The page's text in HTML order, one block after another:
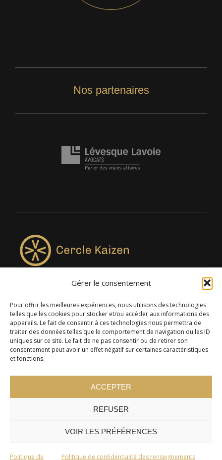
Gérer le consentement
Pour offrir les meilleures expériences, nous utilisons des technologies
telles que les cookies pour stocker et/ou accéder aux informations des
appareils. Le fait de consentir à ces technologies nous permettra de
traiter des données telles que le comportement de navigation ou les ID
uniques sur ce site. Le fait de ne pas consentir ou de retirer son
consentement peut avoir un effet négatif sur certaines caractéristiques
et fonctions.
ACCEPTER
REFUSER
VOIR LES PRÉFÉRENCES
Politique de Politique de confidentialité des renseignements
Nos partenaires
4957, rue Lionel-Groulx, bureau 819, Saint-Augustin-de-
Desmaures QC G3A 0M7
© 2024 Cercle Kaizen. Tous droits réservés -